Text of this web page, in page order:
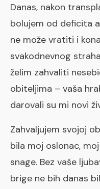
Danas, nakon
bolujem od deficita
ne može vratiti i
svakodnevnog
želim zahvaliti
obiteljima – vaša
darovali su mi novi
Zahvaljujem svojoj
bila moj oslonac,
snage. Bez vaše
brige ne bih danas